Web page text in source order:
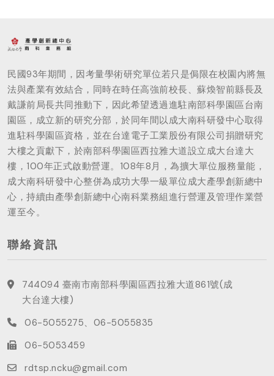
民國93年期間，因考量學術研究單位若只是侷限在校園內將無
法與產業有效結合，同時在時任高強前校長、蘇煥智前縣長及
戴謙前局長共同推動下，因此希望透過進駐南部科學園區台南
園區，成立新的研究分部，於同年間以成大南科研發中心取得
進駐科學園區資格，並在台達電子工業股份有限公司捐贈研究
大樓之貢獻下，於南部科學園區西拉雅大道設立成大台達大
樓，100年正式啟動營運。108年8月，為擴大單位服務量能，
成大南科研發中心整併為成功大學一級單位成大產學創新總中
心，持續由產學創新總中心南科業務組進行營運及管理作業營
運至今。
聯絡資訊
744094 臺南市南部科學園區西拉雅大道861號(成
大台達大樓)
06-5055275、06-5055835
06-5053459
rdtsp.ncku@gmail.com